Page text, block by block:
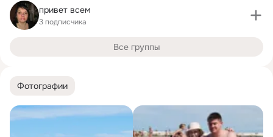
Фотографии
привет всем
3 подписчика
Все группы